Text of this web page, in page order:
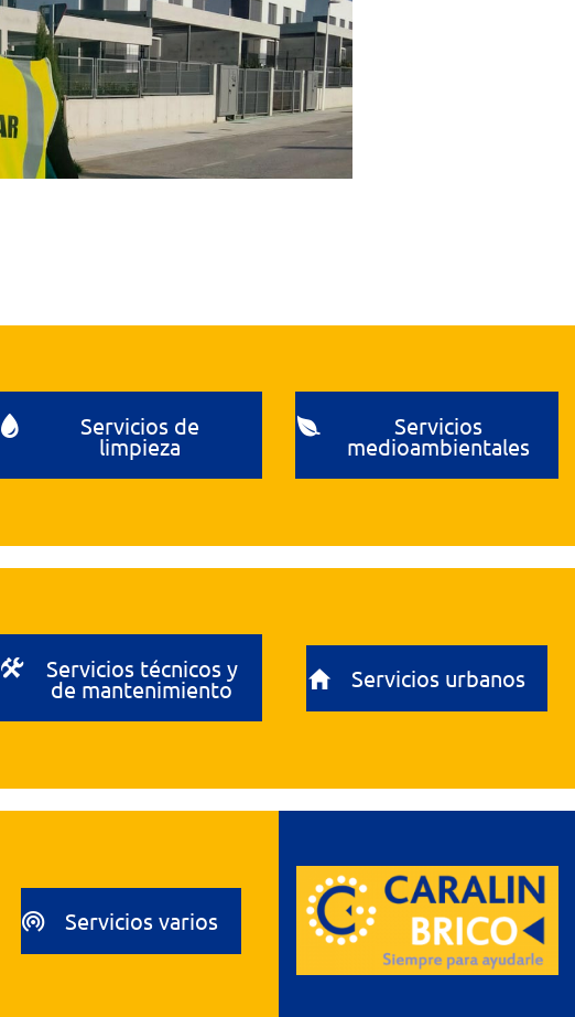
Servicios de
limpieza
Servicios
medioambientales
Servicios técnicos y
de mantenimiento Servicios urbanos
Servicios varios